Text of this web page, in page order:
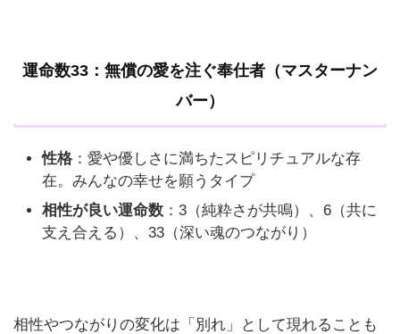
運命数33：無償の愛を注ぐ奉仕者（マスターナン
バー）
性格 ：愛や優しさに満ちたスピリチュアルな存
在。みんなの幸せを願うタイプ
相性が良い運命数 ：3（純粋さが共鳴）、6（共に
支え合える）、33（深い魂のつながり）
相性やつながりの変化は「別れ」として現れることも